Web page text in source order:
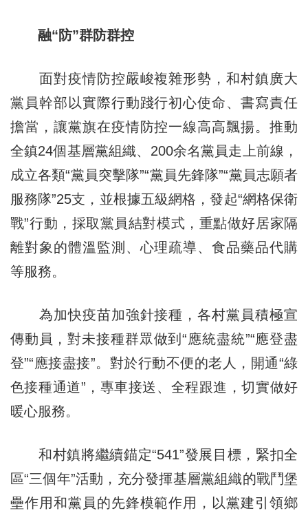
融“防”群防群控
面對疫情防控嚴峻複雜形勢，和村鎮廣大
黨員幹部以實際行動踐行初心使命、書寫責任
擔當，讓黨旗在疫情防控一線高高飄揚。推動
全鎮24個基層黨組織、200余名黨員走上前線，
成立各類“黨員突擊隊”“黨員先鋒隊”“黨員志願者
服務隊”25支，並根據五級網格，發起“網格保衛
戰”行動，採取黨員結對模式，重點做好居家隔
離對象的體溫監測、心理疏導、食品藥品代購
等服務。
為加快疫苗加強針接種，各村黨員積極宣
傳動員，對未接種群眾做到“應統盡統”“應登盡
登”“應接盡接”。對於行動不便的老人，開通“綠
色接種通道”，專車接送、全程跟進，切實做好
暖心服務。
和村鎮將繼續錨定“541”發展目標，緊扣全
區“三個年”活動，充分發揮基層黨組織的戰鬥堡
壘作用和黨員的先鋒模範作用，以黨建引領鄉